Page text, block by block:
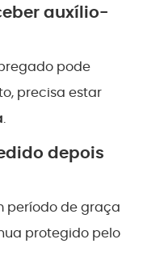
auxílio-
pode
precisa estar
.
depois
período de graça
protegido pelo